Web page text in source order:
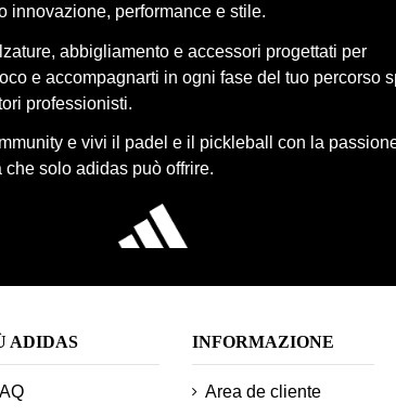
innovazione, performance e stile.
abbigliamento e accessori progettati per
e accompagnarti in ogni fase del tuo percorso
professionisti.
e vivi il padel e il pickleball con la
solo adidas può offrire.
ADIDAS INFORMAZIONE
Area de cliente